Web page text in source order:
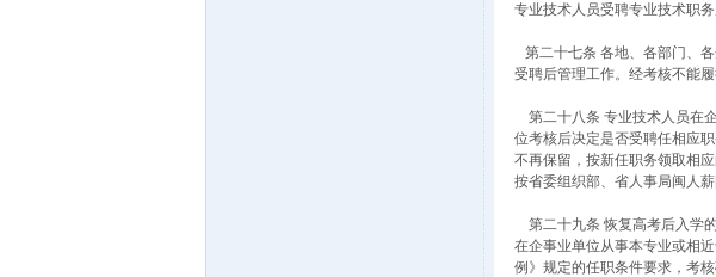
专业技术人员受聘专业技术职
第二十七条 各地、各部门、
受聘后管理工作。经考核不能
第二十八条 专业技术人员在
位考核后决定是否受聘任相应
不再保留，按新任职务领取相
按省委组织部、省人事局闽人
第二十九条 恢复高考后入学
在企事业单位从事本专业或相
例》规定的任职条件要求，考